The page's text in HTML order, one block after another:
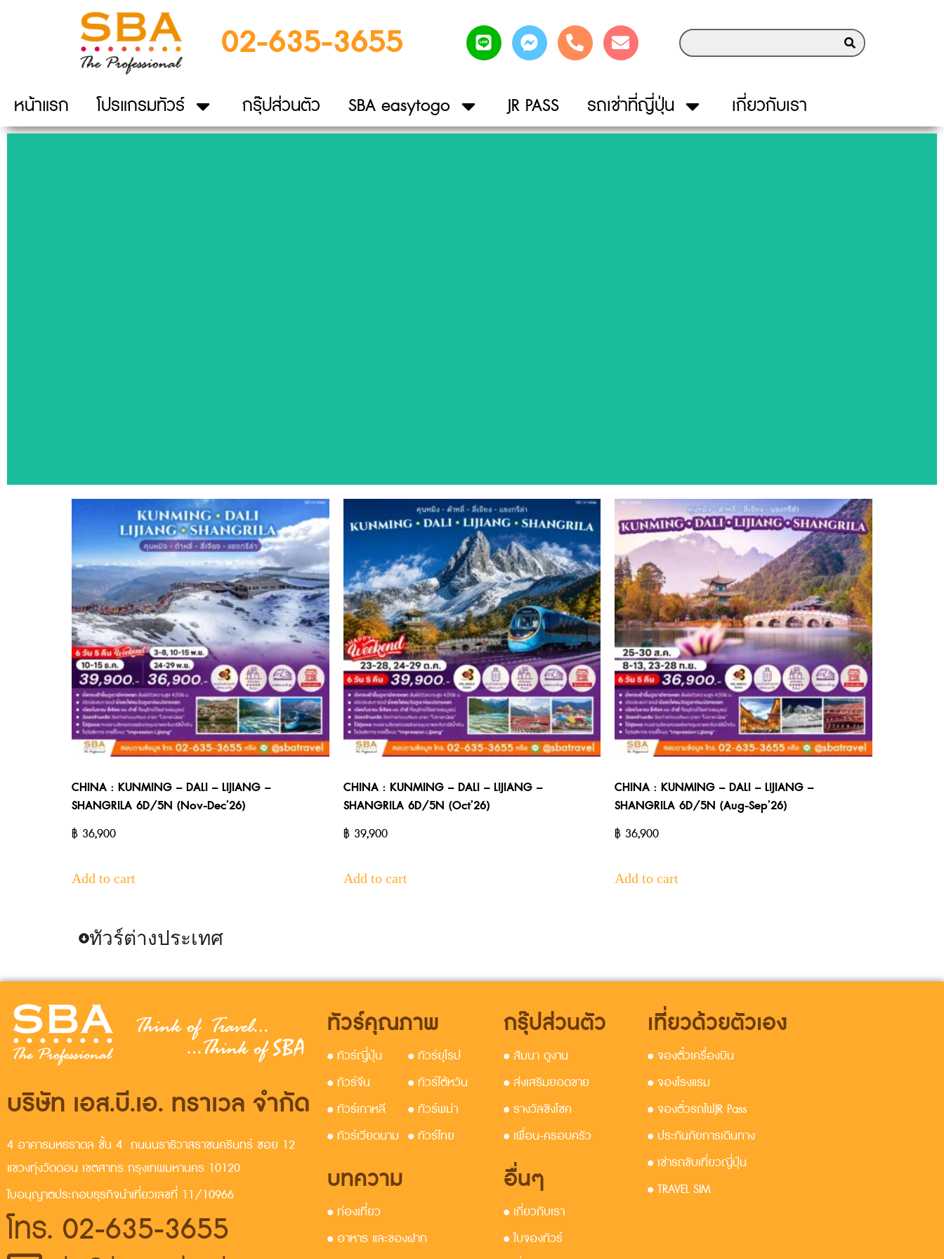
02-635-3655
หน้าแรก โปรแกรมทัวร์ กรุ๊ปส่วนตัว SBA easytogo JR PASS รถเช่าที่ญี่ปุ่น เกี่ยวกับเรา
ทัวร์แนะนำ
สัมผัสประสบการณ์ท่องเที่ยวหลากหลายประเทศ ด้วยโปรแกรมทัวร์คุณภาพจาก SBA Travel
CHINA : KUNMING – DALI – LIJIANG –
SHANGRILA 6D/5N (Nov-Dec’26)
฿ 36,900
Add to cart
CHINA : KUNMING – DALI – LIJIANG –
SHANGRILA 6D/5N (Oct’26)
฿39,900
Add to cart
CHINA : KUNMING – DALI – LIJIANG –
SHANGRILA 6D/5N (Aug-Sep’26)
฿ 36,900
Add to cart
ทัวร์ต่างประเทศ
บริษัท เอส.บี.เอ. ทราเวล จำกัด
4 อาคารมหธราดล ชั้น 4 ถนนนราธิวาสราชนครินทร์ ซอย 12
แขวงทุ่งวัดดอน เขตสาทร กรุงเทพมหานคร 10120
ใบอนุญาตประกอบธุรกิจนำเที่ยวเลขที่ 11/10966
โทร. 02-635-3655
ทัวร์คุณภาพ
• ทัวร์ญี่ปุ่น
• ทัวร์ยุโรป
• ทัวร์จีน
• ทัวร์ไต้หวัน
• ทัวร์เกาหลี
• ทัวร์พม่า
• ทัวร์เวียดนาม • ทัวร์ไทย
บทความ
• ท่องเที่ยว
• อาหาร และของฝาก
กรุ๊ปส่วนตัว
• สัมนา ดูงาน
• ส่งเสริมยอดขาย
• รางวัลชิงโชค
• เพื่อน-ครอบครัว
อื่นๆ
• เกี่ยวกับเรา
• ใบจองทัวร์
เที่ยวด้วยตัวเอง
• จองตั๋วเครื่องบิน
• จองโรงแรม
• จองตั๋วรถไฟJR Pass
• ประกันภัยการเดินทาง
• เช่ารถขับเที่ยวญี่ปุ่น
• TRAVEL SIM